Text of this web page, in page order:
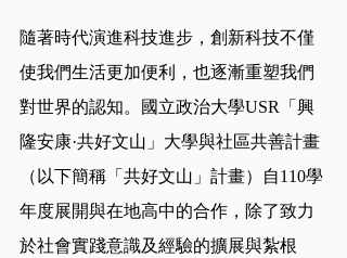
隨著時代演進科技進步，創新科技不僅
使我們生活更加便利，也逐漸重塑我們
對世界的認知。國立政治大學USR「興
隆安康·共好文山」大學與社區共善計畫
（以下簡稱「共好文山」計畫）自110學
年度展開與在地高中的合作，除了致力
於社會實踐意識及經驗的擴展與紮根